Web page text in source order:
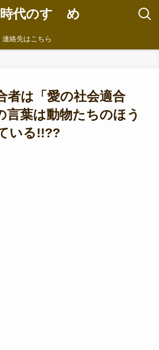
代のすゝめ
連絡先はこちら
者は「愛の社会適合
言葉は動物たちのほう
いる!!??